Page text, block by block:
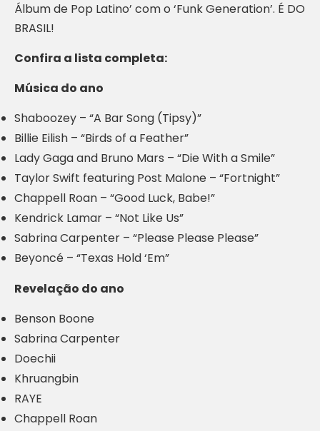
Álbum de Pop Latino’ com o ‘Funk Generation’. É DO
BRASIL!
Confira a lista completa:
Música do ano
Shaboozey – “A Bar Song (Tipsy)”
Billie Eilish – “Birds of a Feather”
Lady Gaga and Bruno Mars – “Die With a Smile”
Taylor Swift featuring Post Malone – “Fortnight”
Chappell Roan – “Good Luck, Babe!”
Kendrick Lamar – “Not Like Us”
Sabrina Carpenter – “Please Please Please”
Beyoncé – “Texas Hold ‘Em”
Revelação do ano
Benson Boone
Sabrina Carpenter
Doechii
Khruangbin
RAYE
Chappell Roan